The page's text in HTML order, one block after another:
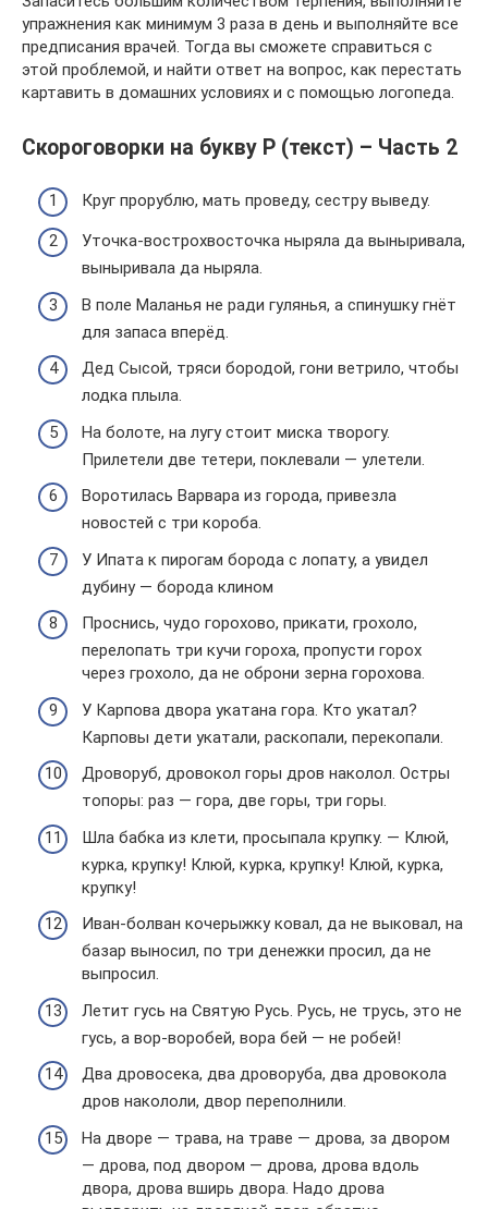
упражнения как минимум 3 раза в день и выполняйте все
предписания врачей. Тогда вы сможете справиться с
этой проблемой, и найти ответ на вопрос, как перестать
картавить в домашних условиях и с помощью логопеда.
Скороговорки на букву Р (текст) – Часть 2
Круг прорублю, мать проведу, сестру выведу.
Уточка-вострохвосточка ныряла да выныривала,
выныривала да ныряла.
В поле Маланья не ради гулянья, а спинушку гнёт
для запаса вперёд.
Дед Сысой, тряси бородой, гони ветрило, чтобы
лодка плыла.
На болоте, на лугу стоит миска творогу.
Прилетели две тетери, поклевали — улетели.
Воротилась Варвара из города, привезла
новостей с три короба.
У Ипата к пирогам борода с лопату, а увидел
дубину — борода клином
Проснись, чудо горохово, прикати, грохоло,
перелопать три кучи гороха, пропусти горох
через грохоло, да не оброни зерна горохова.
У Карпова двора укатана гора. Кто укатал?
Карповы дети укатали, раскопали, перекопали.
Дроворуб, дровокол горы дров наколол. Остры
топоры: раз — гора, две горы, три горы.
Шла бабка из клети, просыпала крупку. — Клюй,
курка, крупку! Клюй, курка, крупку! Клюй, курка,
крупку!
Иван-болван кочерыжку ковал, да не выковал, на
базар выносил, по три денежки просил, да не
выпросил.
Летит гусь на Святую Русь. Русь, не трусь, это не
гусь, а вор-воробей, вора бей — не робей!
Два дровосека, два дроворуба, два дровокола
дров накололи, двор переполнили.
На дворе — трава, на траве — дрова, за двором
— дрова, под двором — дрова, дрова вдоль
двора, дрова вширь двора. Надо дрова